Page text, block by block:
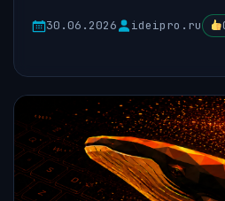
30.06.2026 ideipro.ru